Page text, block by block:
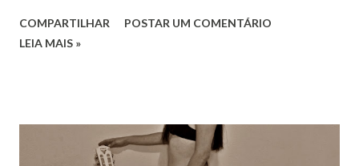
COMPARTILHAR
POSTAR UM COMENTÁRIO
LEIA MAIS »